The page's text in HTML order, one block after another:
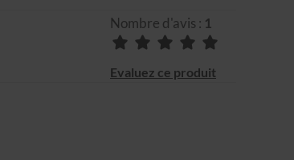
Nombre d'avis : 1
Evaluez ce produit